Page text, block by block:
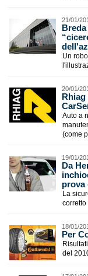
21/01/
Un
20/01/
Auto a
(come
19/01/
Da
prova
La
18/01/
Per
del